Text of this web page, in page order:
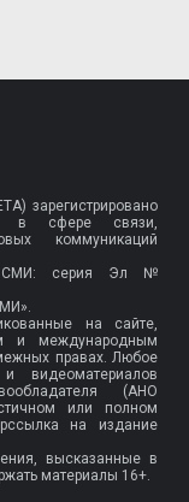
зарегистрировано
в сфере связи,
коммуникаций
СМИ: серия Эл №
на сайте,
и международным
правах. Любое
видеоматериалов
(АНО
или полном
на издание
высказанные в
материалы 16+.